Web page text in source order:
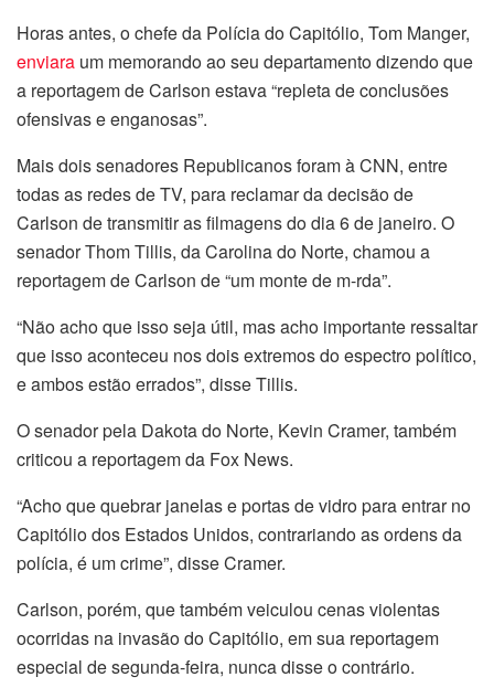
Horas antes, o chefe da Polícia do Capitólio, Tom Manger,
enviara um memorando ao seu departamento dizendo que
a reportagem de Carlson estava “repleta de conclusões
ofensivas e enganosas”.
Mais dois senadores Republicanos foram à CNN, entre
todas as redes de TV, para reclamar da decisão de
Carlson de transmitir as filmagens do dia 6 de janeiro. O
senador Thom Tillis, da Carolina do Norte, chamou a
reportagem de Carlson de “um monte de m-rda”.
“Não acho que isso seja útil, mas acho importante ressaltar
que isso aconteceu nos dois extremos do espectro político,
e ambos estão errados”, disse Tillis.
O senador pela Dakota do Norte, Kevin Cramer, também
criticou a reportagem da Fox News.
“Acho que quebrar janelas e portas de vidro para entrar no
Capitólio dos Estados Unidos, contrariando as ordens da
polícia, é um crime”, disse Cramer.
Carlson, porém, que também veiculou cenas violentas
ocorridas na invasão do Capitólio, em sua reportagem
especial de segunda-feira, nunca disse o contrário.